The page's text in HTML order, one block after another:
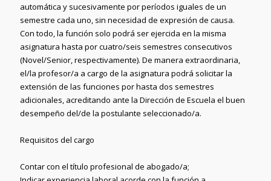
automática y sucesivamente por períodos iguales de un
semestre cada uno, sin necesidad de expresión de causa.
Con todo, la función solo podrá ser ejercida en la misma
asignatura hasta por cuatro/seis semestres consecutivos
(Novel/Senior, respectivamente). De manera extraordinaria,
el/la profesor/a a cargo de la asignatura podrá solicitar la
extensión de las funciones por hasta dos semestres
adicionales, acreditando ante la Dirección de Escuela el buen
desempeño del/de la postulante seleccionado/a.
Requisitos del cargo
Contar con el título profesional de abogado/a;